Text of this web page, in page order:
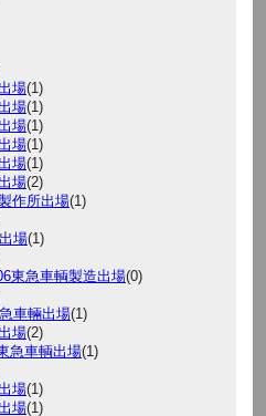
場(1)
場(1)
場(1)
場(1)
場(1)
場(2)
作所出場(1)
場(1)
東急車輌製造出場(0)
車輛出場(1)
場(2)
急車輌出場(1)
場(1)
場(1)